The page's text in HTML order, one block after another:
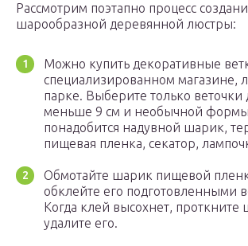
Рассмотрим поэтапно процесс
шарообразной деревянной люстры:
Можно купить декоративные
специализированном магазине,
парке. Выберите только веточки
меньше 9 см и необычной
понадобится надувной шарик,
пищевая пленка, секатор,
Обмотайте шарик пищевой
обклейте его подготовленными
Когда клей высохнет, проткните
удалите его.